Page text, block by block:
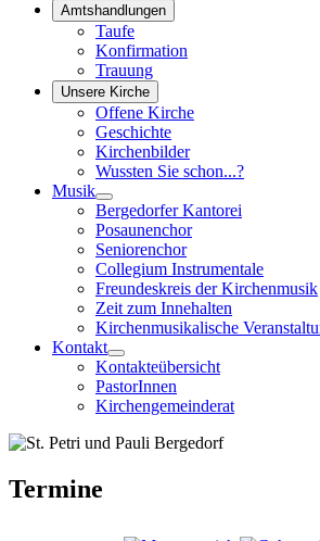
Amtshandlungen
Taufe
Konfirmation
Trauung
Unsere Kirche
Offene Kirche
Geschichte
Kirchenbilder
Wussten Sie schon...?
Musik
Bergedorfer Kantorei
Posaunenchor
Seniorenchor
Collegium Instrumentale
Freundeskreis der Kirchenmusik
Zeit zum Innehalten
Kirchenmusikalische
Kontakt
Kontakteübersicht
PastorInnen
Kirchengemeinderat
Termine